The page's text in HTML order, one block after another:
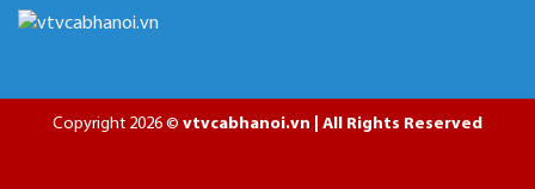
Copyright 2026 © vtvcabhanoi.vn | All Rights Reserved